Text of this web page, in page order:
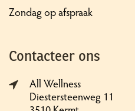
Zondag op afspraak
Contacteer ons
All Wellness
Diestersteenweg 11